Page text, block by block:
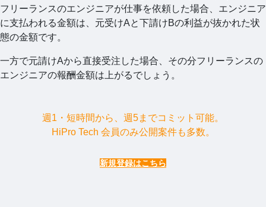
フリーランスのエンジニアが仕事を依頼した場合、エンジニア
に支払われる金額は、元受けAと下請けBの利益が抜かれた状
態の金額です。
一方で元請けAから直接受注した場合、その分フリーランスの
エンジニアの報酬金額は上がるでしょう。
週1・短時間から、週5までコミット可能。
HiPro Tech 会員のみ公開案件も多数。
新規登録はこちら